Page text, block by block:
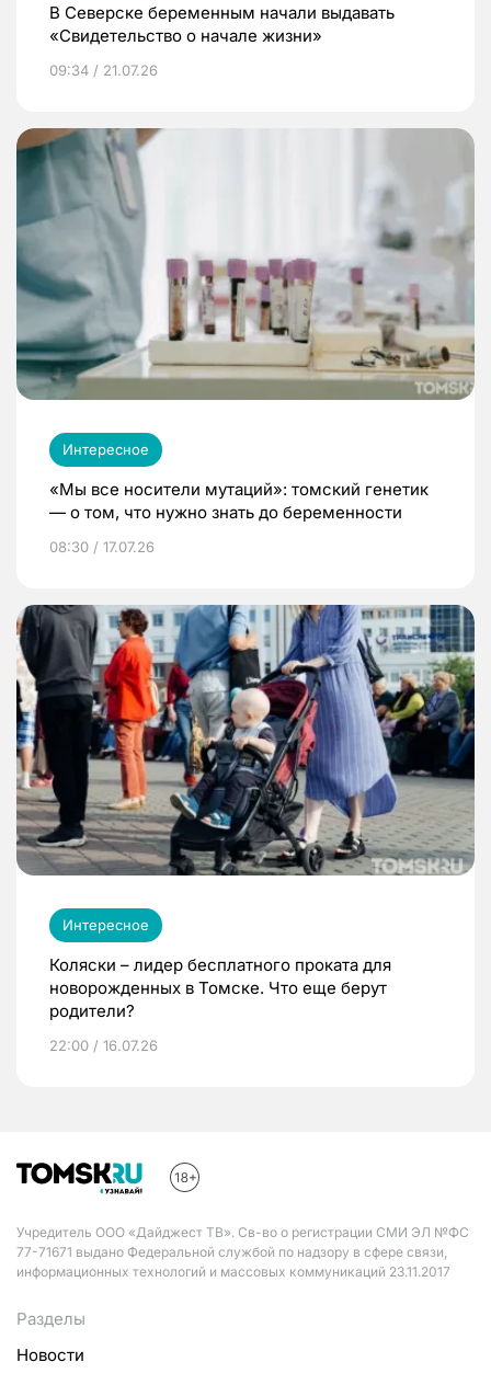
В Северске беременным начали выдавать
«Свидетельство о начале жизни»
09:34 / 21.07.26
Интересное
«Мы все носители мутаций»: томский генетик
— о том, что нужно знать до беременности
08:30 / 17.07.26
Интересное
Коляски – лидер бесплатного проката для
новорожденных в Томске. Что еще берут
родители?
22:00 / 16.07.26
Учредитель ООО «Дайджест ТВ». Св-во о регистрации СМИ ЭЛ №ФС
77-71671 выдано Федеральной службой по надзору в сфере связи,
информационных технологий и массовых коммуникаций 23.11.2017
Разделы
Новости